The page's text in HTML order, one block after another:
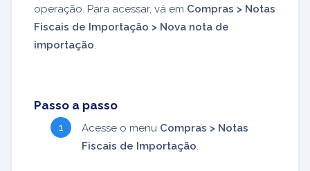
operação. Para acessar, vá em Compras > Notas
Fiscais de Importação > Nova nota de
importação.
Passo a passo
Acesse o menu Compras > Notas
Fiscais de Importação.